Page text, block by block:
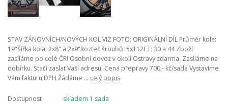
STAV ZÁNOVNÍCH/NOVÝCH KOL VIZ FOTO; ORIGINÁLNÍ DÍL Průměr kola:
19"Šířka kola: 2x8" a 2x9"Rozteč šroubů: 5x112ET: 30 a 44 Zboží
zasíláme po celé ČR! Osobní dovoz v okolí Ostravy zdarma. Zasíláme na
dobírku. Stačí zaslat Vaší adresu. Cena přepravy 700,- kč/sada Vystavíme
Vám fakturu DPH Žádáme ... celý popis
Dostupnost skladem 1 sada